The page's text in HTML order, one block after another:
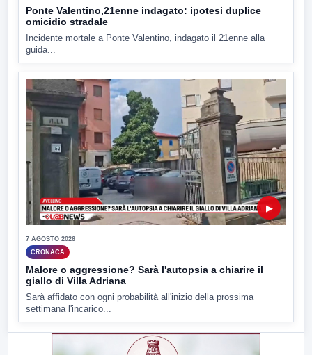
Ponte Valentino,21enne indagato: ipotesi duplice
omicidio stradale
Incidente mortale a Ponte Valentino, indagato il 21enne alla
guida...
▶
7 AGOSTO 2026
CRONACA
Malore o aggressione? Sarà l'autopsia a chiarire il
giallo di Villa Adriana
Sarà affidato con ogni probabilità all'inizio della prossima
settimana l'incarico...